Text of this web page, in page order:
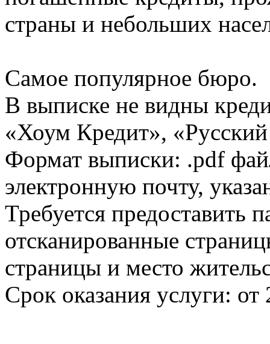
страны и небольших
Самое популярное бюро.
В выписке не видны
«Хоум Кредит»,
Формат выписки: .pdf
электронную почту,
Требуется предоставить
отсканированные
страницы и место
Срок оказания услуги: от